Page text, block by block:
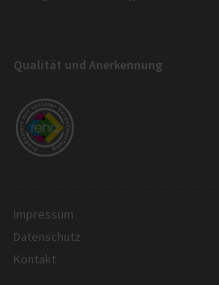
Qualität und Anerkennung
Impressum
Datenschutz
Kontakt